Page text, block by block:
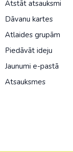
Atstāt atsauksmi
Dāvanu kartes
Atlaides grupām
Piedāvāt ideju
Jaunumi e-pastā
Atsauksmes